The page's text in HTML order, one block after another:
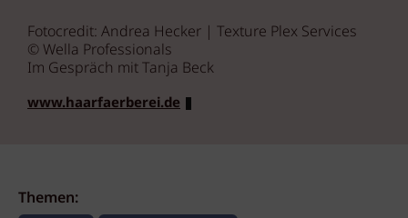
Fotocredit: Andrea Hecker | Texture Plex Services
© Wella Professionals
Im Gespräch mit Tanja Beck
www.haarfaerberei.de
Themen: